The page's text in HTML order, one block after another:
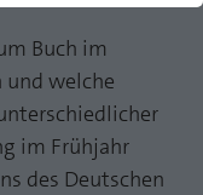
Buch im
welche
im Frühjahr
des Deutschen